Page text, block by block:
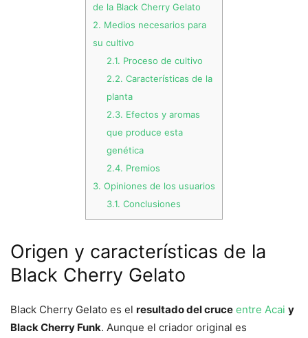
de la Black Cherry Gelato
2. Medios necesarios para
su cultivo
2.1. Proceso de cultivo
2.2. Características de la
planta
2.3. Efectos y aromas
que produce esta
genética
2.4. Premios
3. Opiniones de los usuarios
3.1. Conclusiones
Origen y características de la
Black Cherry Gelato
Black Cherry Gelato es el resultado del cruce entre Acai y
Black Cherry Funk. Aunque el criador original es